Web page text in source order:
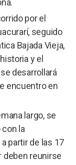
por el
seguido
Bajada Vieja,
y el
desarrollará
encuentro en
largo, se
la
partir de las 17
deben reunirse